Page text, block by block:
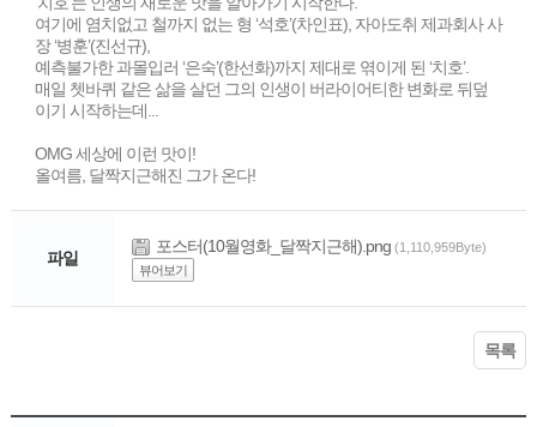
여기에 염치없고 철까지 없는 형 ‘석호’(차인표), 자아도취 제과회사 사
장 ‘병훈’(진선규),
예측불가한 과몰입러 ‘은숙’(한선화)까지 제대로 엮이게 된 ‘치호’.
매일 쳇바퀴 같은 삶을 살던 그의 인생이 버라이어티한 변화로 뒤덮
이기 시작하는데...
OMG 세상에 이런 맛이!
올여름, 달짝지근해진 그가 온다!
파일
포스터(10월영화_달짝지근해).png (1,110,959Byte)
뷰어보기
목록